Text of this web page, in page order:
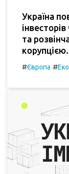
Україна
та
корупцією.
#Європа #